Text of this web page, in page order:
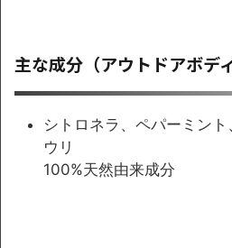
主な成分（アウトドアボデ
シトロネラ、ペパーミン
ウリ
100%天然由来成分